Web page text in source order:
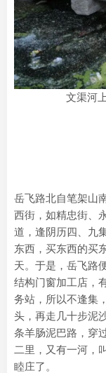
文渠河
岳飞路北自笔架山
西街，如精忠街、
道，逢阴历四、九
东西，买东西的买
天。于是，岳飞路
结构门窗加工店，
务站，所以不逢集
头，再走几十步泥
条羊肠泥巴路，穿
二里，又有一河，
睦庄了。